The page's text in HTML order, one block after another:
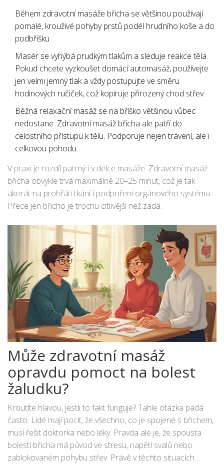
problém způsobený například žlučníkovým záchvatem nebo
vředem?
Během zdravotní masáže břicha se většinou používají
pomalé, krouživé pohyby prstů podél hrudního koše a do
podbřišku.
Masér se vyhýbá prudkým tlakům a sleduje reakce těla.
Pokud chcete vyzkoušet domácí automasáž, používejte
jen velmi jemný tlak a vždy postupujte ve směru
hodinových ručiček, což kopíruje přirozený chod střev.
Běžná relaxační masáž se na bříško většinou vůbec
nedostane. Zdravotní masáž břicha ale patří do
celostního přístupu k tělu. Podporuje nejen trávení, ale i
celkovou pohodu.
V praxi je rozdíl patrný i v délce masáže. Zdravotní masáž
břicha obvykle trvá maximálně 20–25 minut, což je tak
akorát na prohřátí tkání i podpoření orgánového systému.
Přece jen břicho je trochu citlivější než záda.
Může zdravotní masáž
opravdu pomoct na bolest
žaludku?
Kroutíte hlavou, jestli to fakt funguje? Tahle otázka padá
často. Lidé mají pocit, že všechno, co je spojené s břichem,
musí řešit doktorka nebo léky. Pravda ale je, že spousta
bolestí břicha má původ ve stresu, napětí svalů nebo
zablokovaném pohybu střev. Právě v těchto situacích